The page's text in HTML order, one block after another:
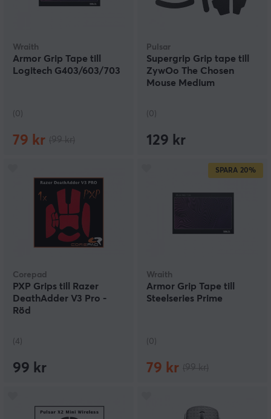
Wraith
Armor Grip Tape till
Logitech G403/603/703
(0)
79 kr
Pulsar
Supergrip Grip tape till
ZywOo The Chosen
Mouse Medium
(0)
129 kr
Corepad
PXP Grips till Razer
DeathAdder V3 Pro -
Röd
(4)
99 kr
SPARA 20%
Wraith
Armor Grip Tape till
Steelseries Prime
(0)
79 kr